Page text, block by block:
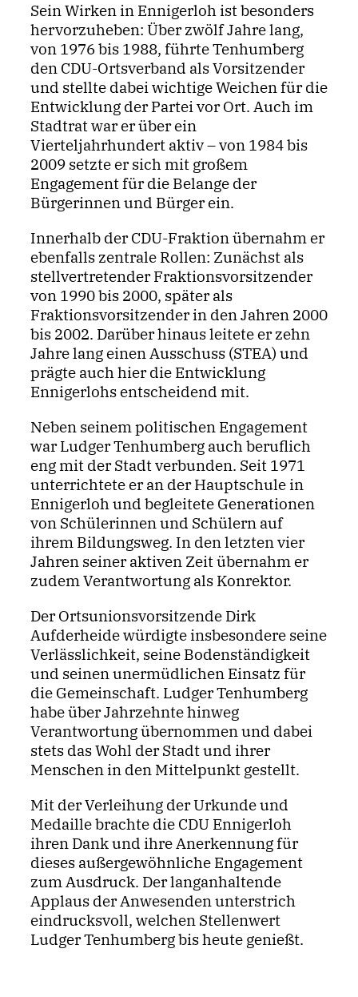
Sein Wirken in Ennigerloh ist besonders
hervorzuheben: Über zwölf Jahre lang,
von 1976 bis 1988, führte Tenhumberg
den CDU-Ortsverband als Vorsitzender
und stellte dabei wichtige Weichen für die
Entwicklung der Partei vor Ort. Auch im
Stadtrat war er über ein
Vierteljahrhundert aktiv – von 1984 bis
2009 setzte er sich mit großem
Engagement für die Belange der
Bürgerinnen und Bürger ein.
Innerhalb der CDU-Fraktion übernahm er
ebenfalls zentrale Rollen: Zunächst als
stellvertretender Fraktionsvorsitzender
von 1990 bis 2000, später als
Fraktionsvorsitzender in den Jahren 2000
bis 2002. Darüber hinaus leitete er zehn
Jahre lang einen Ausschuss (STEA) und
prägte auch hier die Entwicklung
Ennigerlohs entscheidend mit.
Neben seinem politischen Engagement
war Ludger Tenhumberg auch beruflich
eng mit der Stadt verbunden. Seit 1971
unterrichtete er an der Hauptschule in
Ennigerloh und begleitete Generationen
von Schülerinnen und Schülern auf
ihrem Bildungsweg. In den letzten vier
Jahren seiner aktiven Zeit übernahm er
zudem Verantwortung als Konrektor.
Der Ortsunionsvorsitzende Dirk
Aufderheide würdigte insbesondere seine
Verlässlichkeit, seine Bodenständigkeit
und seinen unermüdlichen Einsatz für
die Gemeinschaft. Ludger Tenhumberg
habe über Jahrzehnte hinweg
Verantwortung übernommen und dabei
stets das Wohl der Stadt und ihrer
Menschen in den Mittelpunkt gestellt.
Mit der Verleihung der Urkunde und
Medaille brachte die CDU Ennigerloh
ihren Dank und ihre Anerkennung für
dieses außergewöhnliche Engagement
zum Ausdruck. Der langanhaltende
Applaus der Anwesenden unterstrich
eindrucksvoll, welchen Stellenwert
Ludger Tenhumberg bis heute genießt.